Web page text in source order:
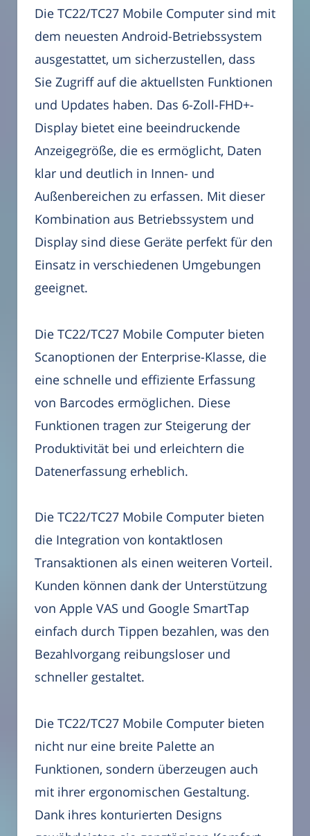
Die TC22/TC27 Mobile Computer sind mit
dem neuesten Android-Betriebssystem
ausgestattet, um sicherzustellen, dass
Sie Zugriff auf die aktuellsten Funktionen
und Updates haben. Das 6-Zoll-FHD+-
Display bietet eine beeindruckende
Anzeigegröße, die es ermöglicht, Daten
klar und deutlich in Innen- und
Außenbereichen zu erfassen. Mit dieser
Kombination aus Betriebssystem und
Display sind diese Geräte perfekt für den
Einsatz in verschiedenen Umgebungen
geeignet.
Die TC22/TC27 Mobile Computer bieten
Scanoptionen der Enterprise-Klasse, die
eine schnelle und effiziente Erfassung
von Barcodes ermöglichen. Diese
Funktionen tragen zur Steigerung der
Produktivität bei und erleichtern die
Datenerfassung erheblich.
Die TC22/TC27 Mobile Computer bieten
die Integration von kontaktlosen
Transaktionen als einen weiteren Vorteil.
Kunden können dank der Unterstützung
von Apple VAS und Google SmartTap
einfach durch Tippen bezahlen, was den
Bezahlvorgang reibungsloser und
schneller gestaltet.
Die TC22/TC27 Mobile Computer bieten
nicht nur eine breite Palette an
Funktionen, sondern überzeugen auch
mit ihrer ergonomischen Gestaltung.
Dank ihres konturierten Designs